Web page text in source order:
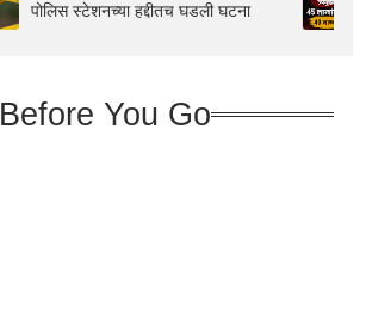
पोलिस स्टेशनच्या हद्दीतच घडली घटना
Before You Go